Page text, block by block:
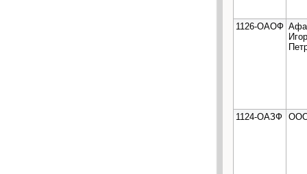
1126-ОАОФ
1124-ОАЗФ